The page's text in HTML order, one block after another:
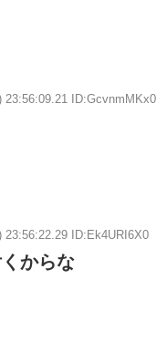
23:56:09.21 ID:GcvnmMKx0
23:56:22.29 ID:Ek4URI6X0
からな